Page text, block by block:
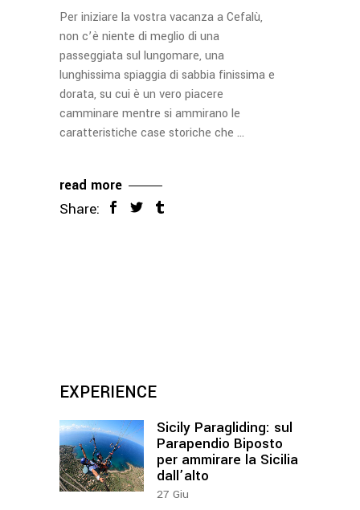
Per iniziare la vostra vacanza a Cefalù,
non c’è niente di meglio di una
passeggiata sul lungomare, una
lunghissima spiaggia di sabbia finissima e
dorata, su cui è un vero piacere
camminare mentre si ammirano le
caratteristiche case storiche che
read more
Share:
EXPERIENCE
Sicily Paragliding: sul
Parapendio Biposto
per ammirare la Sicilia
dall’alto
27 Giu